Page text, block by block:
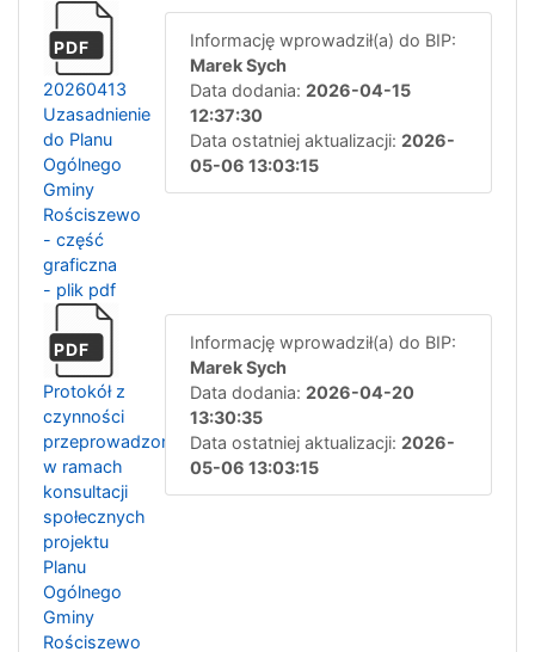
PDF
20260413
Uzasadnienie
do Planu
Ogólnego
Gminy
Rościszewo
- część
graficzna
- plik pdf
Informację wprowadził(a) do BIP:
Marek Sych
Data dodania: 2026-04-15
12:37:30
Data ostatniej aktualizacji: 2026-
05-06 13:03:15
PDF
Protokół z
czynności
przeprowadzonych
w ramach
konsultacji
społecznych
projektu
Planu
Ogólnego
Gminy
Rościszewo
Informację wprowadził(a) do BIP:
Marek Sych
Data dodania: 2026-04-20
13:30:35
Data ostatniej aktualizacji: 2026-
05-06 13:03:15